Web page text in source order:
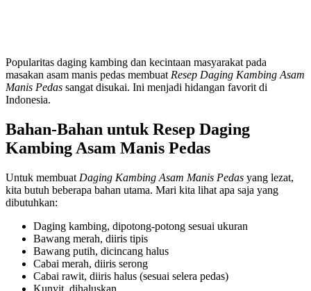
Popularitas daging kambing dan kecintaan masyarakat pada
masakan asam manis pedas membuat Resep Daging Kambing Asam
Manis Pedas sangat disukai. Ini menjadi hidangan favorit di
Indonesia.
Bahan-Bahan untuk Resep Daging
Kambing Asam Manis Pedas
Untuk membuat Daging Kambing Asam Manis Pedas yang lezat,
kita butuh beberapa bahan utama. Mari kita lihat apa saja yang
dibutuhkan:
Daging kambing, dipotong-potong sesuai ukuran
Bawang merah, diiris tipis
Bawang putih, dicincang halus
Cabai merah, diiris serong
Cabai rawit, diiris halus (sesuai selera pedas)
Kunyit, dihaluskan